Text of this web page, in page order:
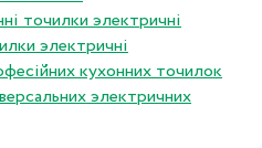
точилки электричнi
электричнi
кухонних точилок
электричних